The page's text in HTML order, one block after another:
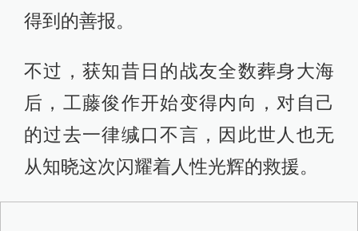
得到的善报。
不过，获知昔日的战友全数葬身大海
后，工藤俊作开始变得内向，对自己
的过去一律缄口不言，因此世人也无
从知晓这次闪耀着人性光辉的救援。